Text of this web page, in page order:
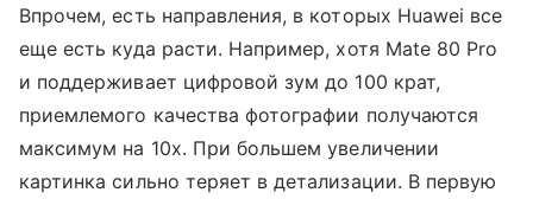
Впрочем, есть направления, в которых Huawei все
еще есть куда расти. Например, хотя Mate 80 Pro
и поддерживает цифровой зум до 100 крат,
приемлемого качества фотографии получаются
максимум на 10х. При большем увеличении
картинка сильно теряет в детализации. В первую